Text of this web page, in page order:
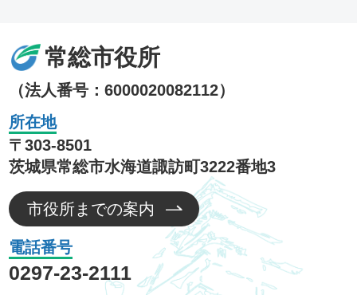
常総市役所
（法人番号：6000020082112）
所在地
〒303-8501
茨城県常総市水海道諏訪町3222番地3
市役所までの案内
電話番号
0297-23-2111